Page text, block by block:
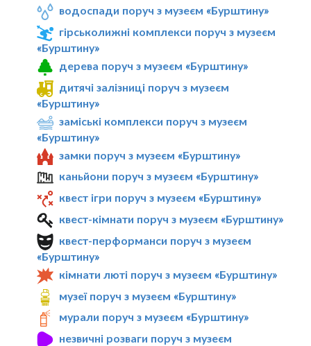
водоспади поруч з музеєм «Бурштину»
гірськолижні комплекси поруч з музеєм
«Бурштину»
дерева поруч з музеєм «Бурштину»
дитячі залізниці поруч з музеєм
«Бурштину»
заміські комплекси поруч з музеєм
«Бурштину»
замки поруч з музеєм «Бурштину»
каньйони поруч з музеєм «Бурштину»
квест ігри поруч з музеєм «Бурштину»
квест-кімнати поруч з музеєм «Бурштину»
квест-перформанси поруч з музеєм
«Бурштину»
кімнати люті поруч з музеєм «Бурштину»
музеї поруч з музеєм «Бурштину»
мурали поруч з музеєм «Бурштину»
незвичні розваги поруч з музеєм